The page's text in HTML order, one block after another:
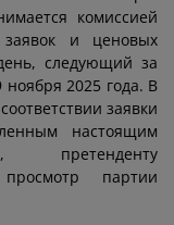
комиссией
и ценовых
следующий за
2025 года. В
заявки
настоящим
претенденту
партии